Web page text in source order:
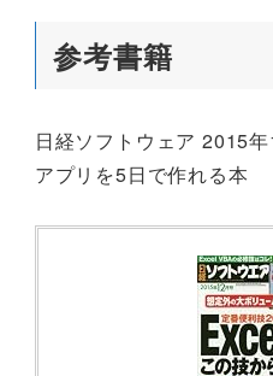
参考書籍
日経ソフトウェア 2015
アプリを5日で作れる本